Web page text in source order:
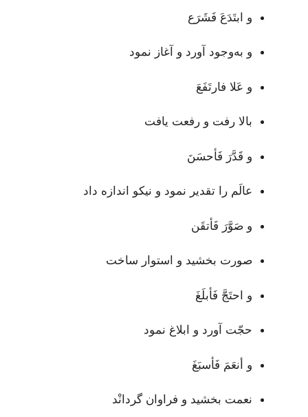
و ابتَدَعَ فَشَرَع
و به‌وجود آورد و آغاز نمود
و عَلا فارتَفَعَ
بالا رفت و رفعت یافت
و قَدَّرَ فَأحسَنَ
عالَم را تقدیر نمود و نیکو اندازه داد
و صَوَّرَ فَأتقَن
صورت بخشید و استوار ساخت
و احتَجَّ فَأبلَغَ
حجّت آورد و ابلاغ نمود
و أنعَمَ فَأسبَغَ
نعمت بخشید و فراوان گردانْد